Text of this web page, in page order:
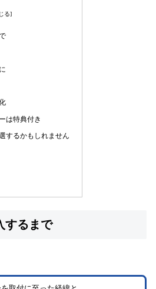
は特典付き
するかもしれません
するまで